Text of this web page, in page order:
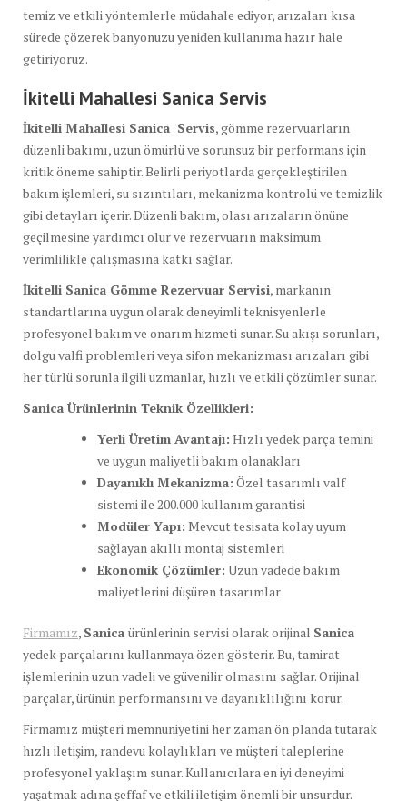
temiz ve etkili yöntemlerle müdahale ediyor, arızaları kısa
sürede çözerek banyonuzu yeniden kullanıma hazır hale
getiriyoruz.
İkitelli Mahallesi Sanica Servis
İkitelli Mahallesi Sanica Servis, gömme rezervuarların
düzenli bakımı, uzun ömürlü ve sorunsuz bir performans için
kritik öneme sahiptir. Belirli periyotlarda gerçekleştirilen
bakım işlemleri, su sızıntıları, mekanizma kontrolü ve temizlik
gibi detayları içerir. Düzenli bakım, olası arızaların önüne
geçilmesine yardımcı olur ve rezervuarın maksimum
verimlilikle çalışmasına katkı sağlar.
İkitelli Sanica Gömme Rezervuar Servisi, markanın
standartlarına uygun olarak deneyimli teknisyenlerle
profesyonel bakım ve onarım hizmeti sunar. Su akışı sorunları,
dolgu valfi problemleri veya sifon mekanizması arızaları gibi
her türlü sorunla ilgili uzmanlar, hızlı ve etkili çözümler sunar.
Sanica Ürünlerinin Teknik Özellikleri:
Yerli Üretim Avantajı: Hızlı yedek parça temini
ve uygun maliyetli bakım olanakları
Dayanıklı Mekanizma: Özel tasarımlı valf
sistemi ile 200.000 kullanım garantisi
Modüler Yapı: Mevcut tesisata kolay uyum
sağlayan akıllı montaj sistemleri
Ekonomik Çözümler: Uzun vadede bakım
maliyetlerini düşüren tasarımlar
Firmamız, Sanica ürünlerinin servisi olarak orijinal Sanica
yedek parçalarını kullanmaya özen gösterir. Bu, tamirat
işlemlerinin uzun vadeli ve güvenilir olmasını sağlar. Orijinal
parçalar, ürünün performansını ve dayanıklılığını korur.
Firmamız müşteri memnuniyetini her zaman ön planda tutarak
hızlı iletişim, randevu kolaylıkları ve müşteri taleplerine
profesyonel yaklaşım sunar. Kullanıcılara en iyi deneyimi
yaşatmak adına şeffaf ve etkili iletişim önemli bir unsurdur.